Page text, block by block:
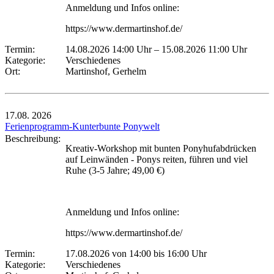
Anmeldung und Infos online:
https://www.dermartinshof.de/
Termin:
14.08.2026 14:00 Uhr– 15.08.2026 11:00 Uhr
Kategorie:
Verschiedenes
Ort:
Martinshof, Gerhelm
17.08. 2026
Ferienprogramm-Kunterbunte Ponywelt
Beschreibung:
Kreativ-Workshop mit bunten Ponyhufabdrücken
auf Leinwänden - Ponys reiten, führen und viel
Ruhe (3-5 Jahre; 49,00 €)
Anmeldung und Infos online:
https://www.dermartinshof.de/
Termin:
17.08.2026 von 14:00 bis 16:00 Uhr
Kategorie:
Verschiedenes